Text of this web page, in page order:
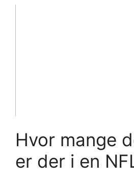
Hvor mange
er der i en